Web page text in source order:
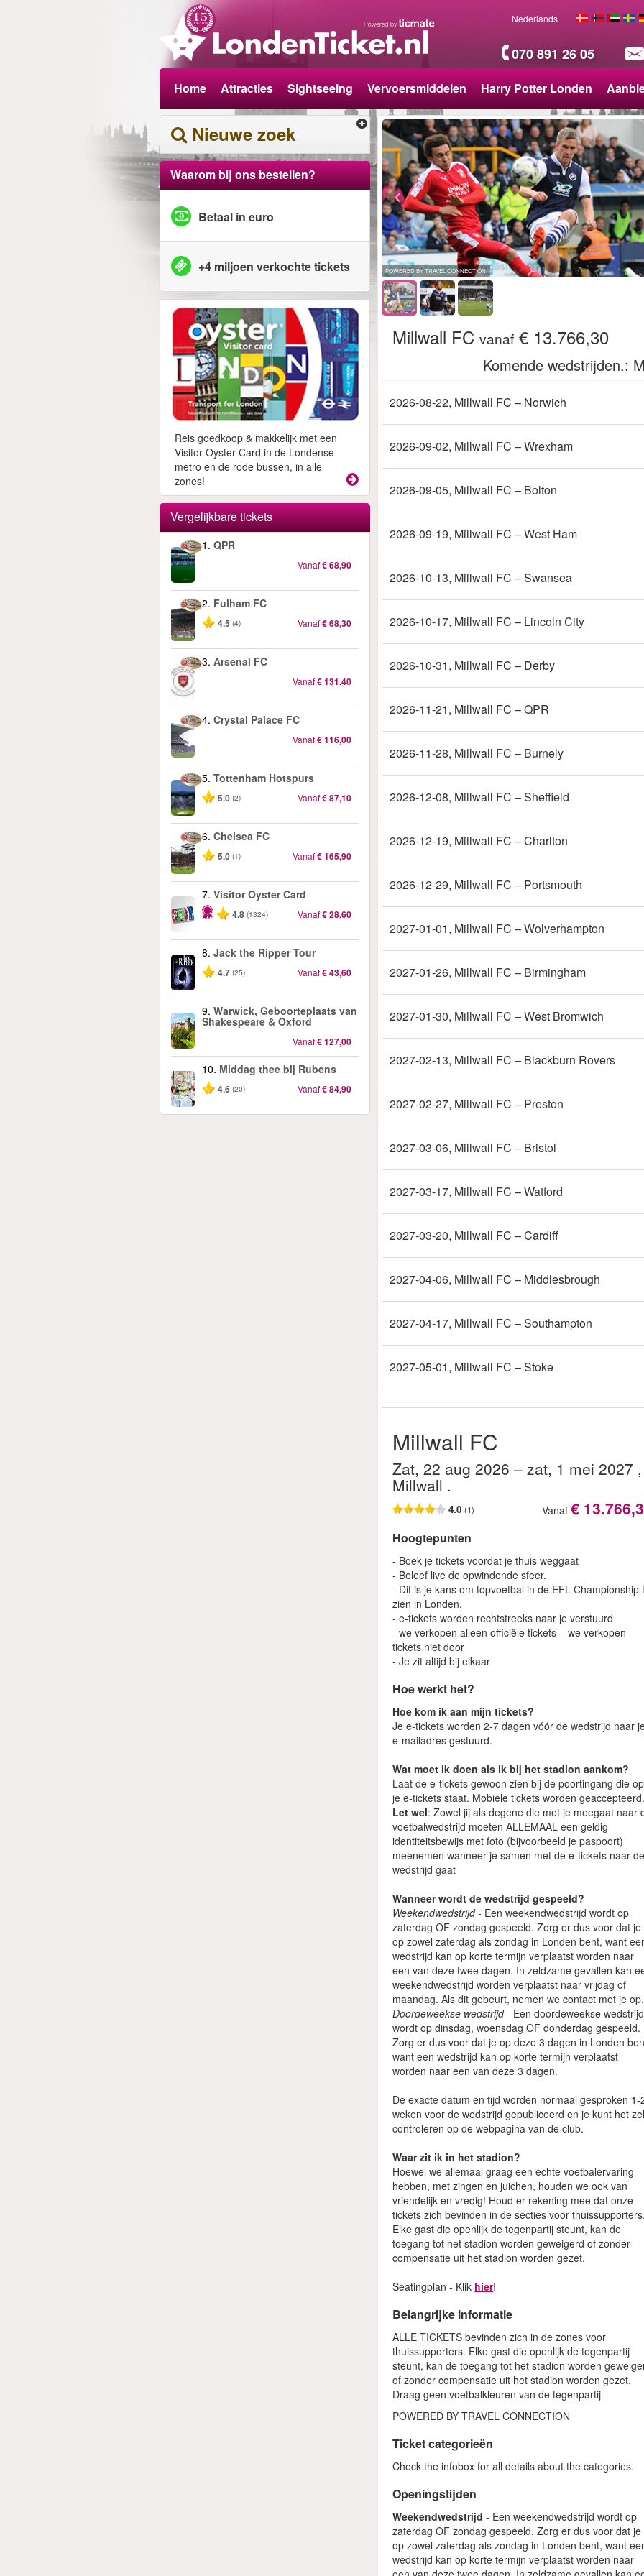
070 891 26 05
Nederlands
Home Attracties Sightseeing Vervoersmiddelen Harry Potter Londen
Nieuwe zoek
Waarom bij ons bestellen?
Betaal in euro
+4 miljoen verkochte tickets
Reis goedkoop & makkelijk met een
Visitor Oyster Card in de Londense
metro en de rode bussen, in alle
zones!
Vergelijkbare tickets
1. QPR
Vanaf€ 68,90
2. Fulham FC
4.5 (4) Vanaf€ 68,30
3. Arsenal FC
Vanaf€ 131,40
4. Crystal Palace FC
Vanaf€ 116,00
5. Tottenham Hotspurs
5.0 (2) Vanaf€ 87,10
6. Chelsea FC
5.0 (1) Vanaf€ 165,90
7. Visitor Oyster Card
4.8 (1324) Vanaf€ 28,60
8. Jack the Ripper Tour
4.7 (25) Vanaf€ 43,60
9. Warwick, Geboorteplaats van
Shakespeare & Oxford
Vanaf€ 127,00
10. Middag thee bij Rubens
4.6 (20) Vanaf€ 84,90
POWERED BY TRAVEL CONNECTION
Millwall FC vanaf € 13.766,30
Komende wedstrijden.:
2026-08-22, Millwall FC – Norwich
2026-09-02, Millwall FC – Wrexham
2026-09-05, Millwall FC – Bolton
2026-09-19, Millwall FC – West Ham
2026-10-13, Millwall FC – Swansea
2026-10-17, Millwall FC – Lincoln City
2026-10-31, Millwall FC – Derby
2026-11-21, Millwall FC – QPR
2026-11-28, Millwall FC – Burnely
2026-12-08, Millwall FC – Sheffield
2026-12-19, Millwall FC – Charlton
2026-12-29, Millwall FC – Portsmouth
2027-01-01, Millwall FC – Wolverhampton
2027-01-26, Millwall FC – Birmingham
2027-01-30, Millwall FC – West Bromwich
2027-02-13, Millwall FC – Blackburn Rovers
2027-02-27, Millwall FC – Preston
2027-03-06, Millwall FC – Bristol
2027-03-17, Millwall FC – Watford
2027-03-20, Millwall FC – Cardiff
2027-04-06, Millwall FC – Middlesbrough
2027-04-17, Millwall FC – Southampton
2027-05-01, Millwall FC – Stoke
Millwall FC
zat, 22 aug 2026– zat, 1 mei 2027 ,
Millwall .
4.0(1) Vanaf €
Hoogtepunten
- Boek je tickets voordat je thuis weggaat
- Beleef live de opwindende sfeer.
- Dit is je kans om topvoetbal in de EFL Championship
zien in Londen.
- e-tickets worden rechtstreeks naar je verstuurd
- we verkopen alleen officiële tickets – we verkopen
tickets niet door
- Je zit altijd bij elkaar
Hoe werkt het?
Hoe kom ik aan mijn tickets?
Je e-tickets worden 2-7 dagen vóór de wedstrijd naar
e-mailadres gestuurd.
Wat moet ik doen als ik bij het stadion aankom?
Laat de e-tickets gewoon zien bij de poortingang die op
je e-tickets staat. Mobiele tickets worden geaccepteerd.
Let wel: Zowel jij als degene die met je meegaat naar
voetbalwedstrijd moeten ALLEMAAL een geldig
identiteitsbewijs met foto (bijvoorbeeld je paspoort)
meenemen wanneer je samen met de e-tickets naar de
wedstrijd gaat
Wanneer wordt de wedstrijd gespeeld?
Weekendwedstrijd- Een weekendwedstrijd wordt op
zaterdag OF zondag gespeeld. Zorg er dus voor dat je
op zowel zaterdag als zondag in Londen bent, want
wedstrijd kan op korte termijn verplaatst worden naar
een van deze twee dagen. In zeldzame gevallen kan
weekendwedstrijd worden verplaatst naar vrijdag of
maandag. Als dit gebeurt, nemen we contact met je op.
Doordeweekse wedstrijd- Een doordeweekse wedstrijd
wordt op dinsdag, woensdag OF donderdag gespeeld.
Zorg er dus voor dat je op deze 3 dagen in Londen
want een wedstrijd kan op korte termijn verplaatst
worden naar een van deze 3 dagen.
De exacte datum en tijd worden normaal gesproken 1-
weken voor de wedstrijd gepubliceerd en je kunt het
controleren op de webpagina van de club.
Waar zit ik in het stadion?
Hoewel we allemaal graag een echte voetbalervaring
hebben, met zingen en juichen, houden we ook van
vriendelijk en vredig! Houd er rekening mee dat onze
tickets zich bevinden in de secties voor thuissupporters.
Elke gast die openlijk de tegenpartij steunt, kan de
toegang tot het stadion worden geweigerd of zonder
compensatie uit het stadion worden gezet.
Seatingplan - Klik hier!
Belangrijke informatie
ALLE TICKETS bevinden zich in de zones voor
thuissupporters. Elke gast die openlijk de tegenpartij
steunt, kan de toegang tot het stadion worden
of zonder compensatie uit het stadion worden gezet.
Draag geen voetbalkleuren van de tegenpartij
POWERED BY TRAVEL CONNECTION
Ticket categorieën
Check the infobox for all details about the categories.
Openingstijden
Weekendwedstrijd - Een weekendwedstrijd wordt op
zaterdag OF zondag gespeeld. Zorg er dus voor dat je
op zowel zaterdag als zondag in Londen bent, want
wedstrijd kan op korte termijn verplaatst worden naar